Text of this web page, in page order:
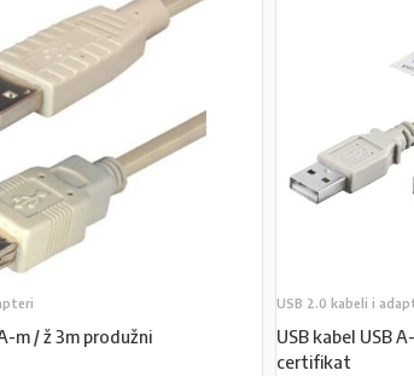
m / ž 3m produžni
USB 2.0 kabeli i
USB kabel USB
certifikat